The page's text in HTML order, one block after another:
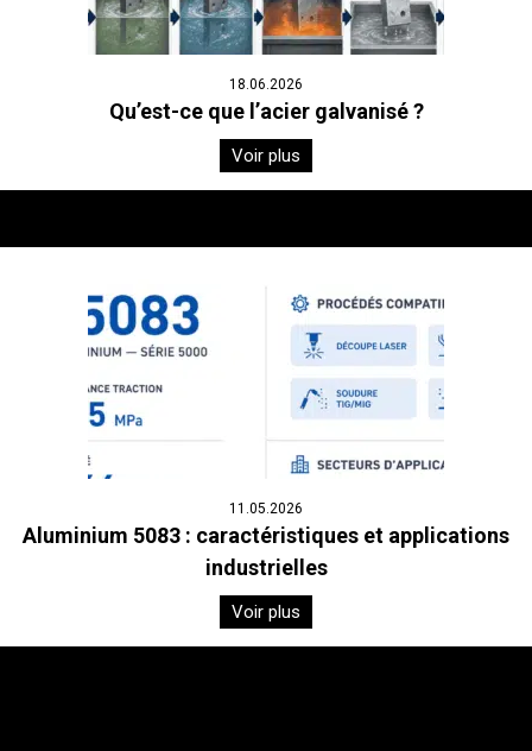
18.06.2026
Qu’est-ce que l’acier galvanisé ?
Voir plus
11.05.2026
Aluminium 5083 : caractéristiques et applications
industrielles
Voir plus